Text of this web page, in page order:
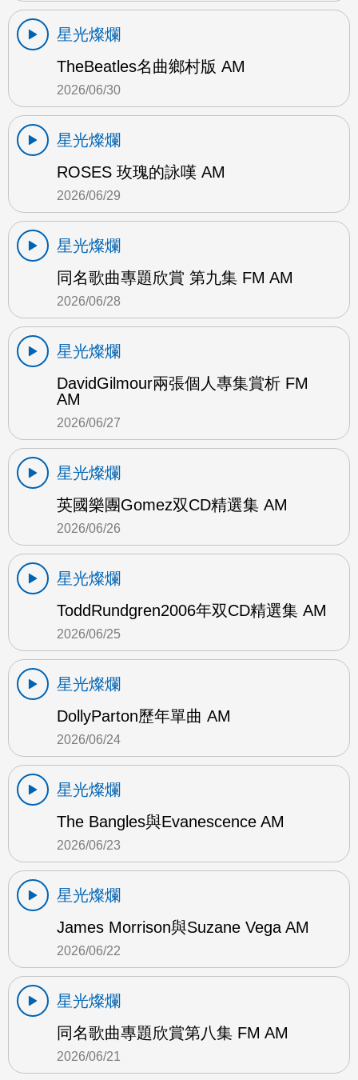
星光燦爛
TheBeatles名曲鄉村版 AM
2026/06/30
星光燦爛
ROSES 玫瑰的詠嘆 AM
2026/06/29
星光燦爛
同名歌曲專題欣賞 第九集 FM AM
2026/06/28
星光燦爛
DavidGilmour兩張個人專集賞析 FM
AM
2026/06/27
星光燦爛
英國樂團Gomez双CD精選集 AM
2026/06/26
星光燦爛
ToddRundgren2006年双CD精選集 AM
2026/06/25
星光燦爛
DollyParton歷年單曲 AM
2026/06/24
星光燦爛
The Bangles與Evanescence AM
2026/06/23
星光燦爛
James Morrison與Suzane Vega AM
2026/06/22
星光燦爛
同名歌曲專題欣賞第八集 FM AM
2026/06/21